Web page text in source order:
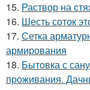
15. Раствор на
16. Шесть соток
17. Сетка
армирования
18. Бытовка с
проживания.